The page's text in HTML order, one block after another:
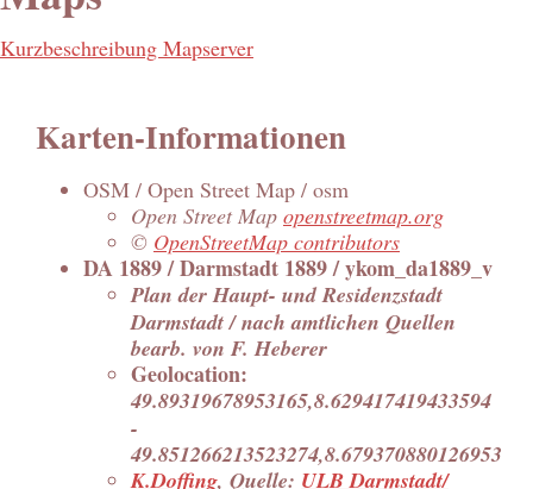
Kurzbeschreibung Mapserver
Karten-Informationen
OSM / Open Street Map / osm
Open Street Map openstreetmap.org
© OpenStreetMap contributors
DA 1889 / Darmstadt 1889 / ykom_da1889_v
Plan der Haupt- und Residenzstadt
Darmstadt / nach amtlichen Quellen
bearb. von F. Heberer
Geolocation:
49.89319678953165,8.629417419433594
-
49.851266213523274,8.679370880126953
K.Doffing, Quelle: ULB Darmstadt/